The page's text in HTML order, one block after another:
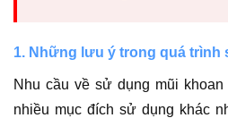
1. Những lưu ý trong quá trình
Nhu cầu về sử dụng mũi
nhiều mục đích sử dụng khác